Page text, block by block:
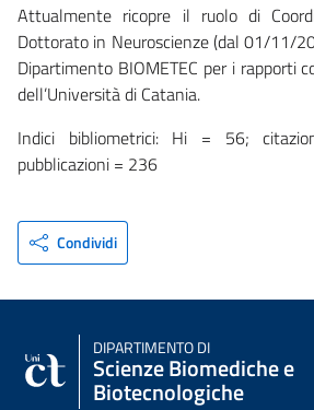
Attualmente ricopre il ruolo di
Dottorato in Neuroscienze (dal 01/11/
Dipartimento BIOMETEC per i rapporti
dell’Università di Catania.
Indici bibliometrici: Hi = 56;
pubblicazioni = 236
Condividi
DIPARTIMENTO DI
Scienze Biomediche e
Biotecnologiche